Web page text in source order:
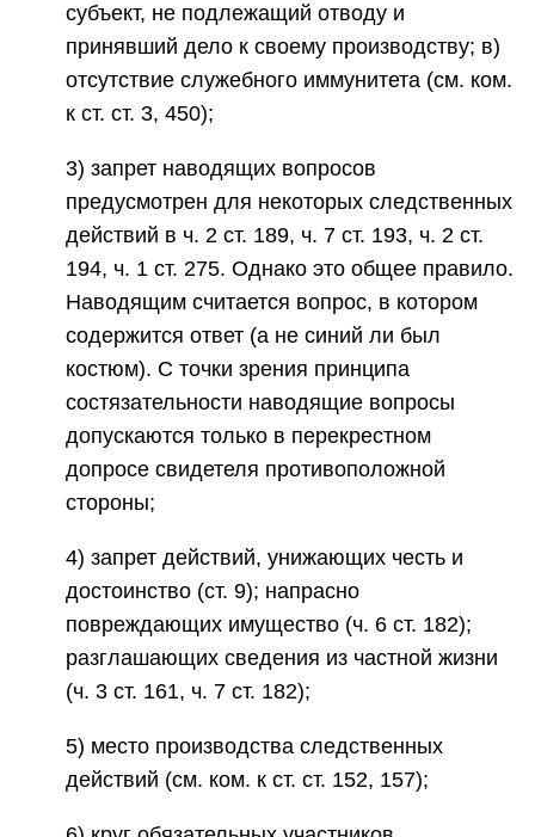
субъект, не подлежащий отводу и
принявший дело к своему производству; в)
отсутствие служебного иммунитета (см. ком.
к ст. ст. 3, 450);
3) запрет наводящих вопросов
предусмотрен для некоторых следственных
действий в ч. 2 ст. 189, ч. 7 ст. 193, ч. 2 ст.
194, ч. 1 ст. 275. Однако это общее правило.
Наводящим считается вопрос, в котором
содержится ответ (а не синий ли был
костюм). С точки зрения принципа
состязательности наводящие вопросы
допускаются только в перекрестном
допросе свидетеля противоположной
стороны;
4) запрет действий, унижающих честь и
достоинство (ст. 9); напрасно
повреждающих имущество (ч. 6 ст. 182);
разглашающих сведения из частной жизни
(ч. 3 ст. 161, ч. 7 ст. 182);
5) место производства следственных
действий (см. ком. к ст. ст. 152, 157);